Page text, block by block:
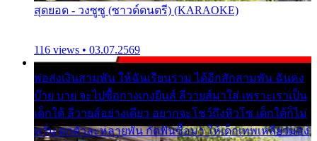
สุดยอด - วงซูซู (ซาวด์ดนตรี) (KARAOKE)
116 views • 03.07.2569
พ่อส่งเงินสามพัน ให้ฉันเรียนราม ได้อีกสักสามพัน ฉันคง
บ๊าย บาย จะไปซื้อกางเกงยีนส์ ลีวายส์มาใส่ เพราะเราเป็น
เด็กใต้ ลีวายส์อย่างเดียว อยากจะโชว์ถึงหิวโซ เด็กใต้ก็ไม่
หวั่น ตกตัวละหลายพัน กัดฟันซื้อมา ให้เด็กเทพเหลียวมอง